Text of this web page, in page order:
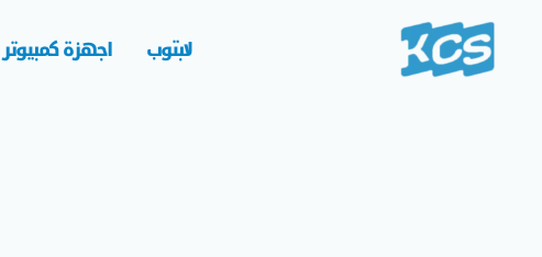
تخطي
المحتوى
لابتوب اجهزة كمبيوتر